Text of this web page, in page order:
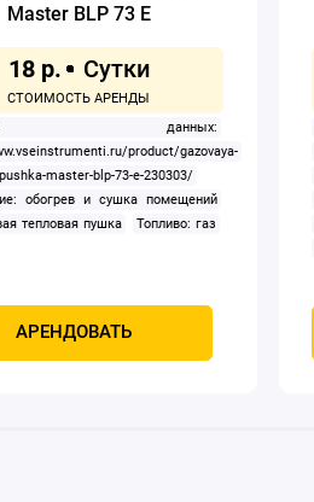
Master BLP 73 E
18 р.
данных:
product/gazovaya-
master-blp-73-e-230303/
обогрев и сушка помещений
тепловая пушка
Топливо: газ
АРЕНДОВАТЬ